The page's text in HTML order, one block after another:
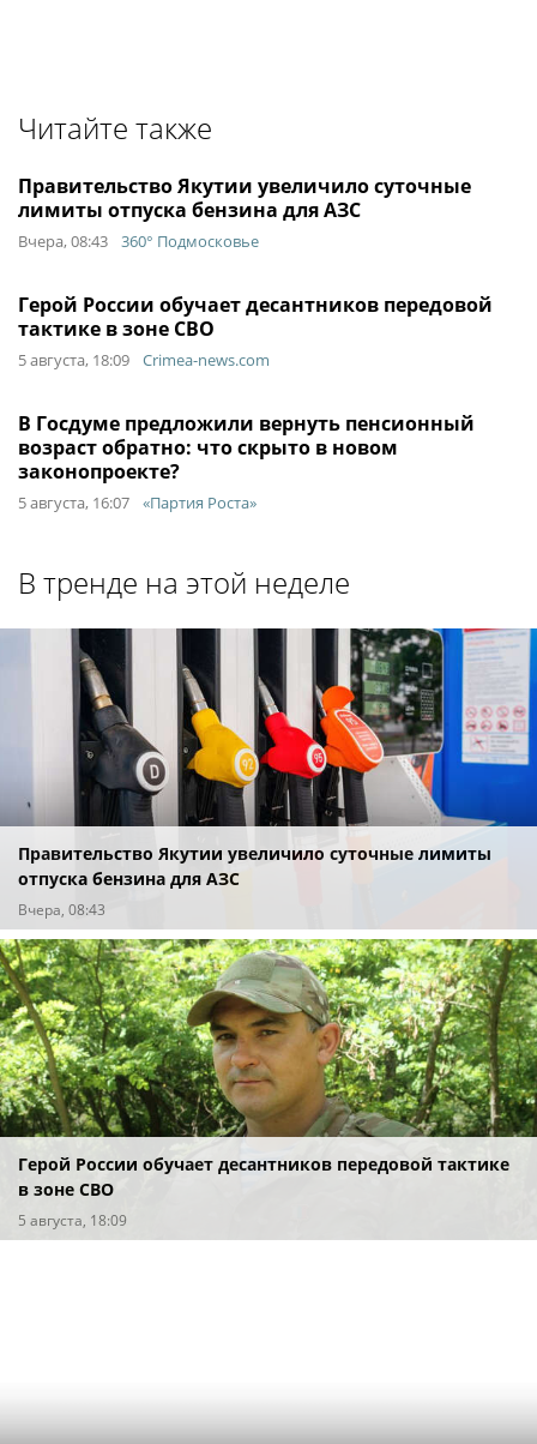
Читайте также
Правительство Якутии увеличило суточные
лимиты отпуска бензина для АЗС
Вчера, 08:43 360° Подмосковье
Герой России обучает десантников передовой
тактике в зоне СВО
5 августа, 18:09 Crimea-news.com
В Госдуме предложили вернуть пенсионный
возраст обратно: что скрыто в новом
законопроекте?
5 августа, 16:07 «Партия Роста»
В тренде на этой неделе
Правительство Якутии увеличило суточные лимиты
отпуска бензина для АЗС
Вчера, 08:43
Герой России обучает десантников передовой тактике
в зоне СВО
5 августа, 18:09